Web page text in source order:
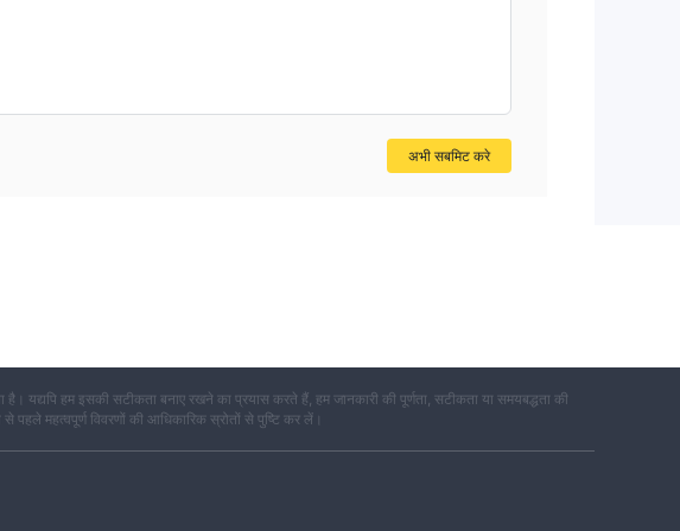
अभी सबमिट करे
हम इसकी सटीकता बनाए रखने का प्रयास करते हैं, हम जानकारी की पूर्णता, सटीकता या समयबद्धता की
पहले महत्वपूर्ण विवरणों की आधिकारिक स्रोतों से पुष्टि कर लें।